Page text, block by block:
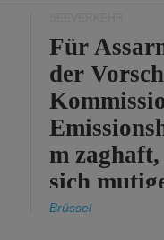
Für
der
m
sich
Brüssel